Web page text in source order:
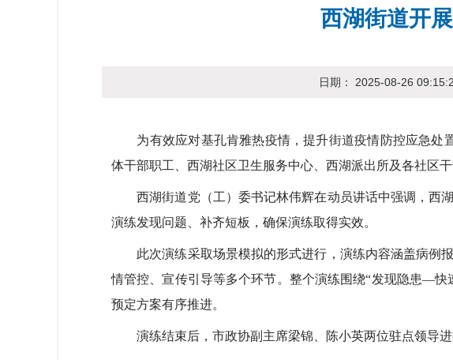
西湖街道开
日期： 2025-08-26
为有效应对基孔肯雅热疫情，提升街道疫情防控应急处
体干部职工、西湖社区卫生服务中心、西湖派出所及各社区干
西湖街道党（工）委书记林伟辉在动员讲话中强调，西湖
演练发现问题、补齐短板，确保演练取得实效。
此次演练采取场景模拟的形式进行，演练内容涵盖病例报
情管控、宣传引导等多个环节。整个演练围绕“发现隐患—
预定方案有序推进。
演练结束后，市政协副主席梁锦、陈小英两位驻点领导进